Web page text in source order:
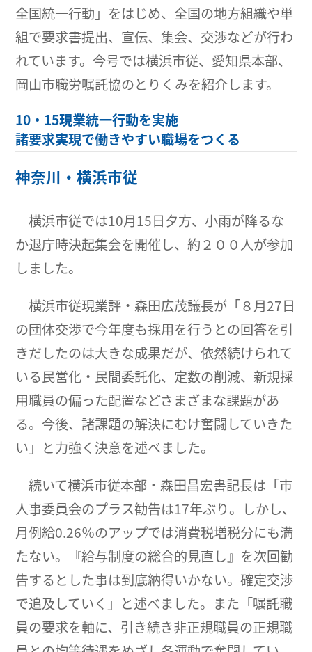
全国統一行動」をはじめ、全国の地方組織や単
組で要求書提出、宣伝、集会、交渉などが行わ
れています。今号では横浜市従、愛知県本部、
岡山市職労嘱託協のとりくみを紹介します。
10・15現業統一行動を実施
諸要求実現で働きやすい職場をつくる
神奈川・横浜市従
横浜市従では10月15日夕方、小雨が降るな
か退庁時決起集会を開催し、約２００人が参加
しました。
横浜市従現業評・森田広茂議長が「８月27日
の団体交渉で今年度も採用を行うとの回答を引
きだしたのは大きな成果だが、依然続けられて
いる民営化・民間委託化、定数の削減、新規採
用職員の偏った配置などさまざまな課題があ
る。今後、諸課題の解決にむけ奮闘していきた
い」と力強く決意を述べました。
続いて横浜市従本部・森田昌宏書記長は「市
人事委員会のプラス勧告は17年ぶり。しかし、
月例給0.26％のアップでは消費税増税分にも満
たない。『給与制度の総合的見直し』を次回勧
告するとした事は到底納得いかない。確定交渉
で追及していく」と述べました。また「嘱託職
員の要求を軸に、引き続き非正規職員の正規職